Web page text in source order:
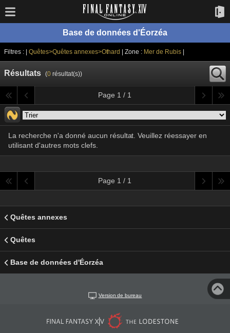
Base de données d'Éorzéa
Filtres : | Quêtes>Quêtes annexes>Othard | Zone : Mer de Rubis
Résultats (0résultat(s))
Page 1 / 1
La recherche n'a donné aucun résultat. Veuillez réessayer en
utilisant d'autres mots clefs.
Page 1 / 1
Quêtes annexes
Quêtes
Base de données d'Éorzéa
Version de bureau